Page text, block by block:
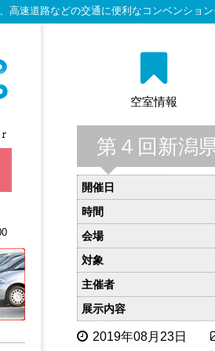
高速道路などの交通に便利なコンベンション
空室情報
第４回新潟
開催日
時間
会場
対象
主催者
展示内容
2019年08月23日